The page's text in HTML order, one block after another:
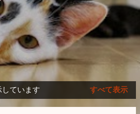
ています すべて表示